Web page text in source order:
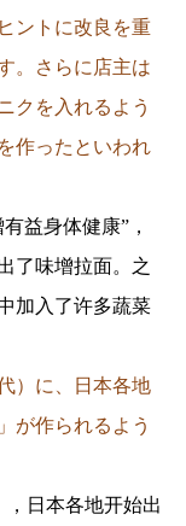
ントに改良を重
。さらに店主は
クを入れるよう
作ったといわれ
益身体健康”，
了味增拉面。之
加入了许多蔬菜
）に、日本各地
が作られるよう
，日本各地开始出